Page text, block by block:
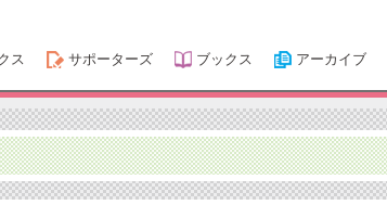
ス サポーターズ ブックス アーカイブ